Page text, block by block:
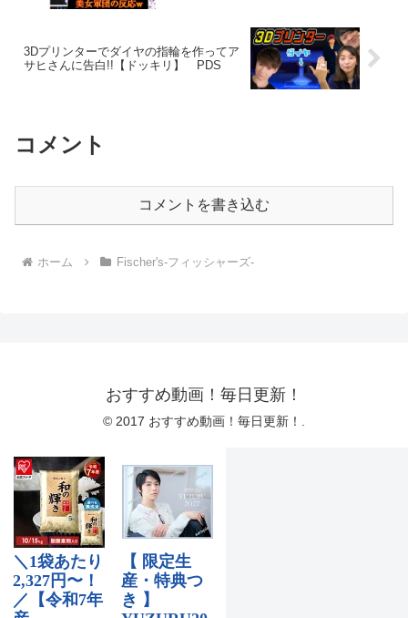
3Dプリンターでダイヤの指輪を作ってア
サヒさんに告白!!【ドッキリ】 PDS
コメント
コメントを書き込む
ホーム Fischer's-フィッシャーズ-
おすすめ動画！毎日更新！
© 2017 おすすめ動画！毎日更新！.